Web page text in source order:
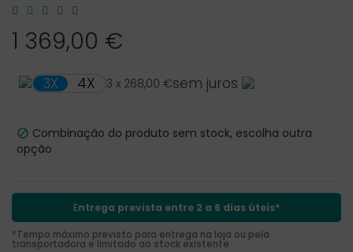
1 369,00 €
3X 4X 3 x 268,00 €sem juros
 Combinação do produto sem stock, escolha outra
opção
Entrega prevista entre 2 a 6 dias úteis*
*Tempo máximo previsto para entrega na loja ou pela
transportadora e limitado ao stock existente